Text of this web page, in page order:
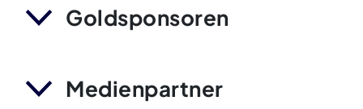
Goldsponsoren
Medienpartner